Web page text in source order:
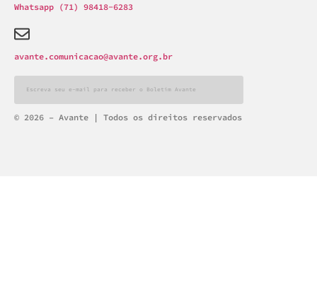
Whatsapp (71) 98418-6283
avante.comunicacao@avante.org.br
Alternative:
© 2026 – Avante | Todos os direitos reservados